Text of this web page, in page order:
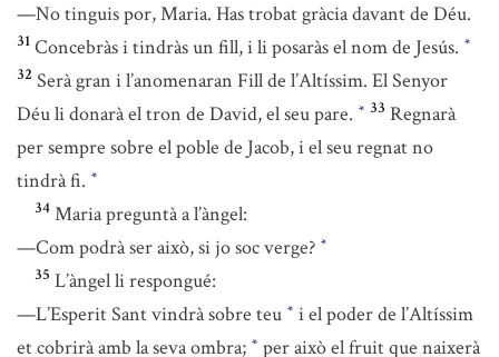
—No tinguis por, Maria. Has trobat gràcia davant de Déu.
31 Concebràs i tindràs un fill, i li posaràs el nom de Jesús. *
32 Serà gran i l’anomenaran Fill de l’Altíssim. El Senyor
Déu li donarà el tron de David, el seu pare. * 33 Regnarà
per sempre sobre el poble de Jacob, i el seu regnat no
tindrà fi. *
34 Maria preguntà a l’àngel:
—Com podrà ser això, si jo soc verge? *
35 L’àngel li respongué:
—L’Esperit Sant vindrà sobre teu * i el poder de l’Altíssim
et cobrirà amb la seva ombra; * per això el fruit que naixerà